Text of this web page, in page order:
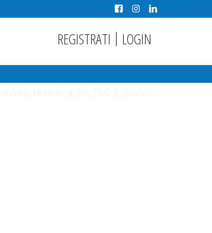
REGISTRATI | LOGIN